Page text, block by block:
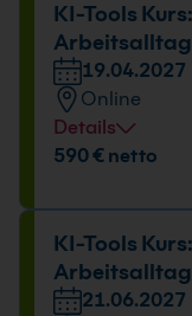
KI-Tools
Arbeitsalltag
19.04.2027
Online
Details
590 € netto
KI-Tools
Arbeitsalltag
21.06.2027